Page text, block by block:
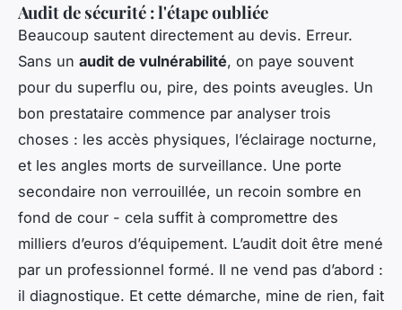
Audit de sécurité : l'étape oubliée
Beaucoup sautent directement au devis. Erreur.
Sans un audit de vulnérabilité, on paye souvent
pour du superflu ou, pire, des points aveugles. Un
bon prestataire commence par analyser trois
choses : les accès physiques, l’éclairage nocturne,
et les angles morts de surveillance. Une porte
secondaire non verrouillée, un recoin sombre en
fond de cour - cela suffit à compromettre des
milliers d’euros d’équipement. L’audit doit être mené
par un professionnel formé. Il ne vend pas d’abord :
il diagnostique. Et cette démarche, mine de rien, fait